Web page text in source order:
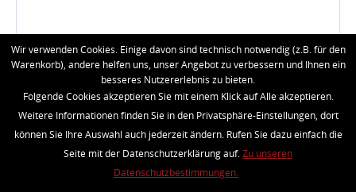
GRANIT Kettenschraube Welger, spezial 10 x
35...
Kettenteilung (mm): 10 x 35 Gewinde: M10 Länge (mm):
35 Technische Daten: Kettenteilung (mm): 10 x 35
Gewinde: M10 Länge (mm): 35 Güte: 8.8 passend für:
Welger, spezial Gewicht: 38 g Zustand Neuware...
Wir verwenden Cookies. Einige davon sind technisch notwendig (z.B. für den
Warenkorb), andere helfen uns, unser Angebot zu verbessern und Ihnen ein
besseres Nutzererlebnis zu bieten.
Folgende Cookies akzeptieren Sie mit einem Klick auf Alle akzeptieren.
Weitere Informationen finden Sie in den Privatsphäre-Einstellungen, dort
können Sie Ihre Auswahl auch jederzeit ändern. Rufen Sie dazu einfach die
Seite mit der Datenschutzerklärung auf.Zu unseren
Datenschutzbestimmungen.